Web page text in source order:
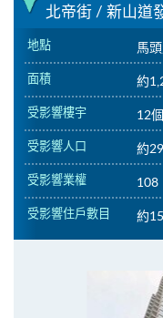
北帝街 / 新山道
地點 馬
面積 約
受影響樓宇 12
受影響人口 約
受影響業權 108
受影響住戶數目 約